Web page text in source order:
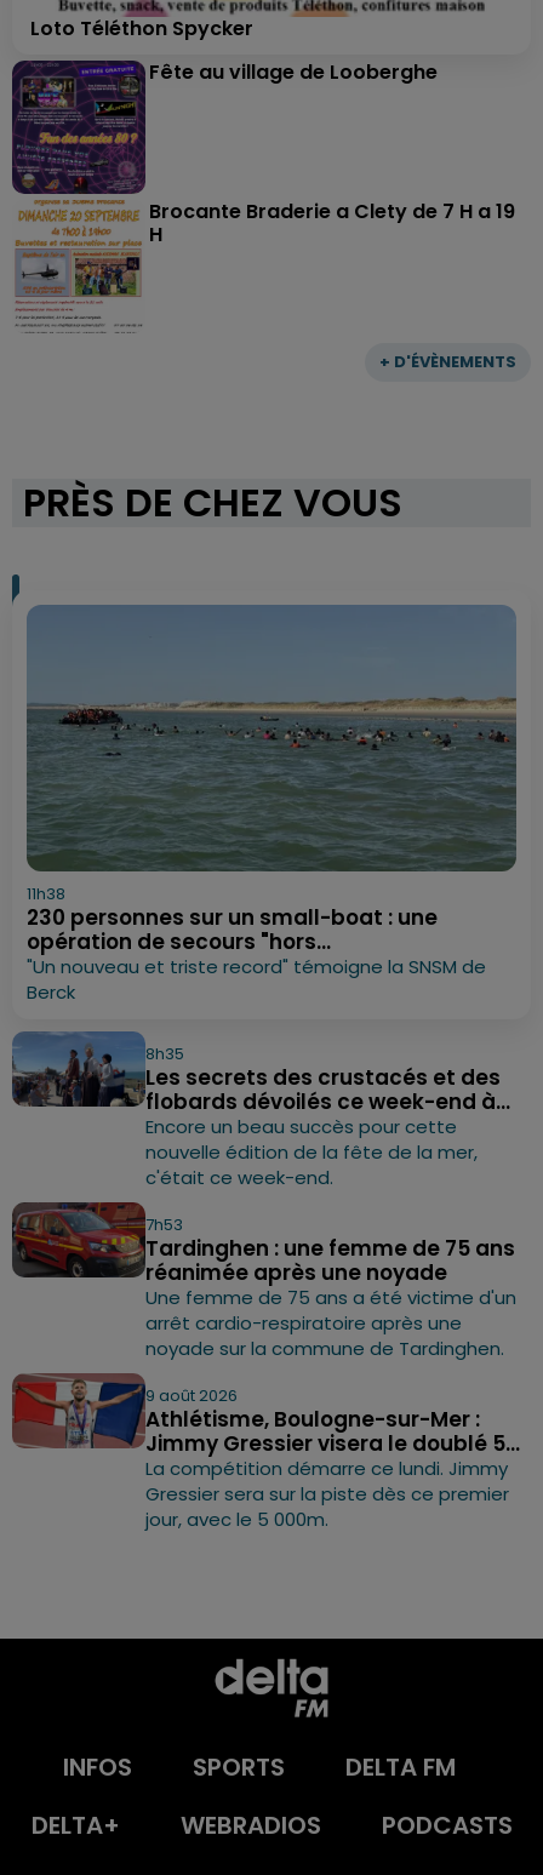
+ D'ÉVÈNEMENTS
Loto Téléthon Spycker
Fête au village de Looberghe
Brocante Braderie a Clety de 7 H a 19
H
PRÈS DE CHEZ VOUS
11h38
230 personnes sur un small-boat : une
opération de secours "hors...
"Un nouveau et triste record" témoigne la SNSM de
Berck
8h35
Les secrets des crustacés et des
flobards dévoilés ce week-end à...
Encore un beau succès pour cette
nouvelle édition de la fête de la mer,
c'était ce week-end.
7h53
Tardinghen : une femme de 75 ans
réanimée après une noyade
Une femme de 75 ans a été victime d'un
arrêt cardio-respiratoire après une
noyade sur la commune de Tardinghen.
9 août 2026
Athlétisme, Boulogne-sur-Mer :
Jimmy Gressier visera le doublé 5...
La compétition démarre ce lundi. Jimmy
Gressier sera sur la piste dès ce premier
jour, avec le 5 000m.
INFOS SPORTS
DELTA FM
DELTA+
WEBRADIOS
PODCASTS